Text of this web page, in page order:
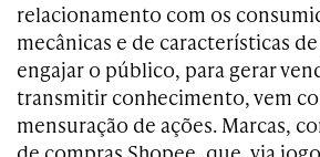
relacionamento com os
mecânicas e de características
engajar o público, para gerar
transmitir conhecimento, vem
mensuração de ações. Marcas,